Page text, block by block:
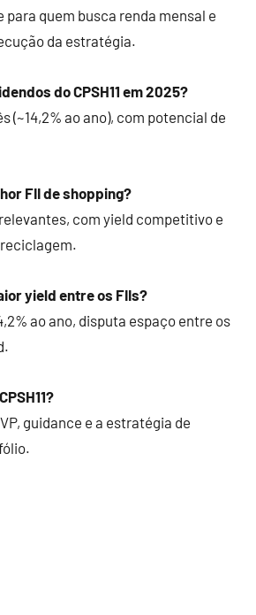
quem busca renda mensal e
da estratégia.
do CPSH11 em 2025?
(~14,2% ao ano), com potencial de
FII de shopping?
com yield competitivo e
yield entre os FIIs?
ao ano, disputa espaço entre os
guidance e a estratégia de